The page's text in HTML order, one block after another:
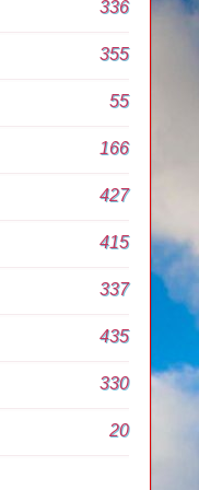
336
355
55
166
427
415
337
435
330
20